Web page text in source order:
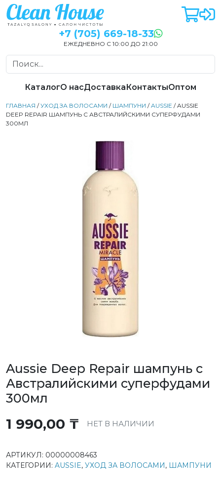
+7 (705) 669-18-33
ЕЖЕДНЕВНО С 10:00 ДО 21:00
КаталогО насДоставкаКонтактыОптом
ГЛАВНАЯ /УХОД ЗА ВОЛОСАМИ / ШАМПУНИ /AUSSIE / AUSSIE
DEEP REPAIR ШАМПУНЬ С АВСТРАЛИЙСКИМИ СУПЕРФУДАМИ
300МЛ
Aussie Deep Repair шампунь с
Австралийскими суперфудами
300мл
1 990,00 ₸ НЕТ В НАЛИЧИИ
АРТИКУЛ: 00000008463
КАТЕГОРИИ: AUSSIE, УХОД ЗА ВОЛОСАМИ, ШАМПУНИ